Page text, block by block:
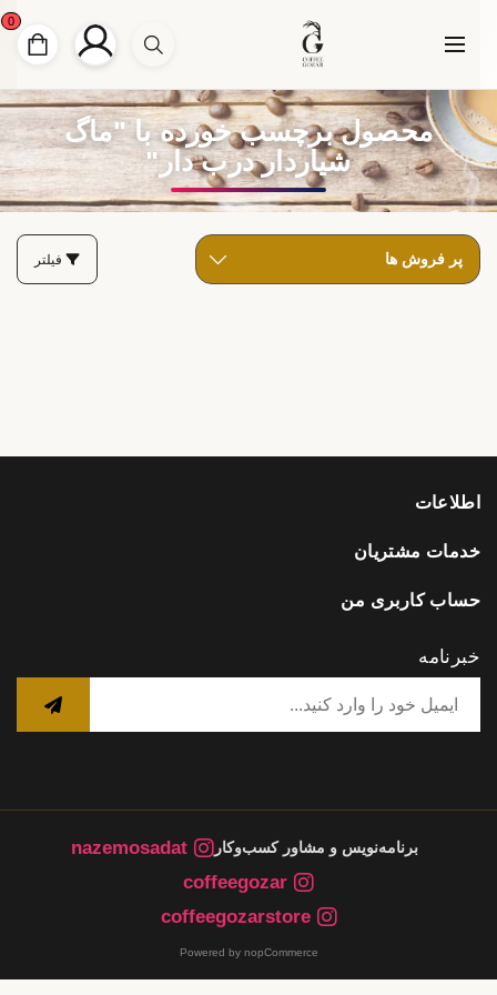
0
محصول برچسب خورده با "ماگ
شیاردار درب دار"
فیلتر
اطلاعات
خدمات مشتریان
حساب کاربری من
خبرنامه
برنامه‌نویس و مشاور کسب‌وکار
nazemosadat
coffeegozar
coffeegozarstore
Powered by nopCommerce